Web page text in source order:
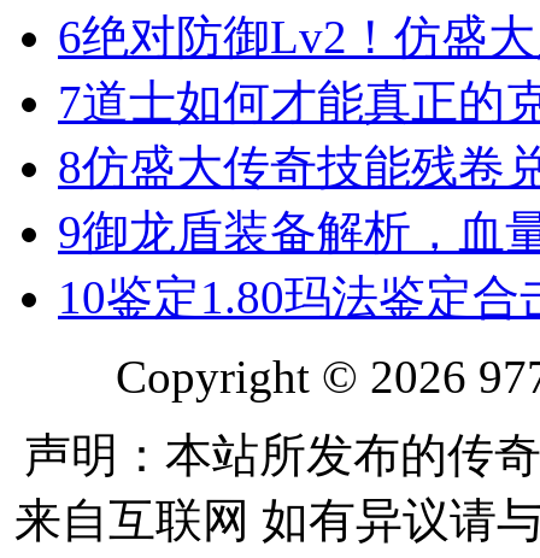
6绝对防御Lv2！仿盛
7道士如何才能真正的
8仿盛大传奇技能残卷
9御龙盾装备解析，血
10鉴定1.80玛法鉴定
Copyright © 2026
声明：本站所发布的传
来自互联网 如有异议请